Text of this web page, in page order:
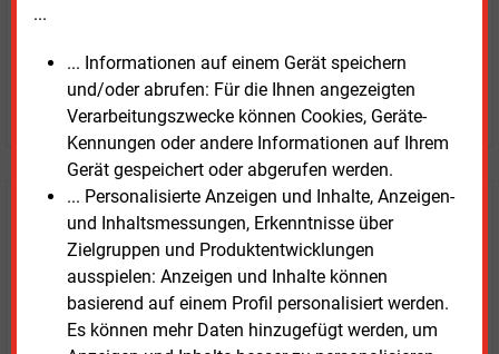
...
... Informationen auf einem Gerät speichern
und/oder abrufen: Für die Ihnen angezeigten
Verarbeitungszwecke können Cookies, Geräte-
Kennungen oder andere Informationen auf Ihrem
Gerät gespeichert oder abgerufen werden.
... Personalisierte Anzeigen und Inhalte, Anzeigen-
und Inhaltsmessungen, Erkenntnisse über
Zielgruppen und Produktentwicklungen
ausspielen: Anzeigen und Inhalte können
basierend auf einem Profil personalisiert werden.
Es können mehr Daten hinzugefügt werden, um
JETZT ARTIKEL KAUFEN
Testen SieE&M
kostenlos und
unverbindlich
Zwei Wochen kostenfreier Zugang
Zugang auf stündlich aktualisierte Nachrichten mit